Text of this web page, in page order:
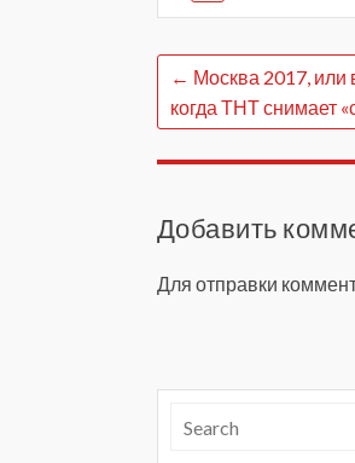
← Москва 2017, или
когда ТНТ снимает
Добавить
Для отправки